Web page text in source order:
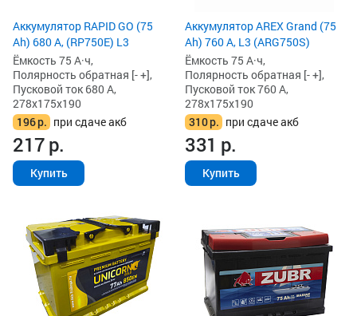
Аккумулятор RAPID GO (75
Ah) 680 А, (RP750E) L3
Ёмкость 75 А·ч,
Полярность обратная [- +],
Пусковой ток 680 А,
278x175x190
196р. при сдаче акб
217р.
Купить
Аккумулятор AREX Grand (75
Ah) 760 А, L3 (ARG750S)
Ёмкость 75 А·ч,
Полярность обратная [- +],
Пусковой ток 760 А,
278x175x190
310р. при сдаче акб
331 р.
Купить